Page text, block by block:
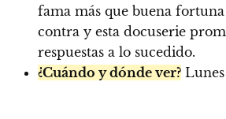
fama más que buena
contra y esta docuserie
respuestas a lo sucedido.
¿Cuándo y dónde ver?